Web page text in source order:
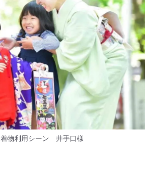
着物利用シーン 井手口様